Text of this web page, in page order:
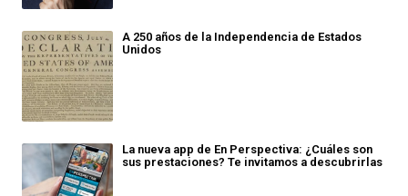
A 250 años de la Independencia de Estados
Unidos
La nueva app de En Perspectiva: ¿Cuáles son
sus prestaciones? Te invitamos a descubrirlas